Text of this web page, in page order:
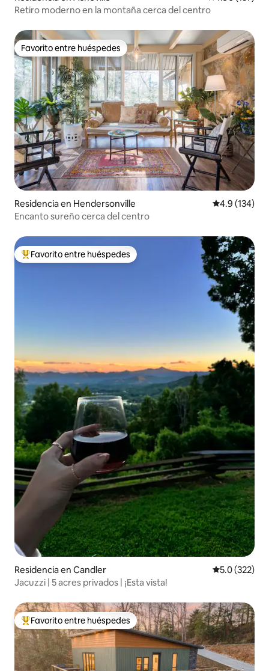
Retiro moderno en la montaña cerca del centro
Favorito entre huéspedes
Favorito entre huéspedes
Residencia en Hendersonville Calificación
4.9 (134)
Encanto sureño cerca del centro
De los mejores en Favorito entre huéspedes
Favorito entre huéspedes
Residencia en Candler Calificación
5.0 (322)
Jacuzzi | 5 acres privados | ¡Esta vista!
De los mejores en Favorito entre huéspedes
Favorito entre huéspedes